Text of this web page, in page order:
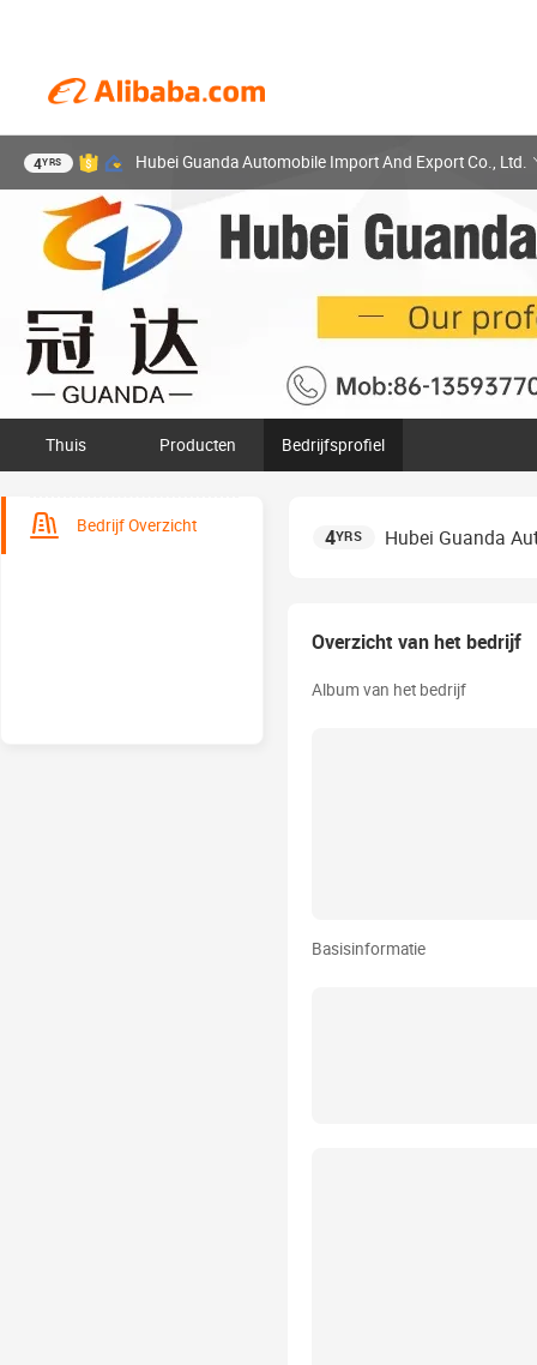
4YRS Hubei Guanda Automobile Import And Export Co., Ltd.
Thuis Producten Bedrijfsprofiel
Bedrijf Overzicht 4YRS Hubei Guanda
Overzicht van het bedrijf
Album van het bedrijf
Basisinformatie